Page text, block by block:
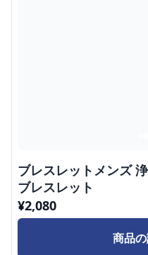
ブレスレットメンズ
ブレスレット
¥2,080
商品